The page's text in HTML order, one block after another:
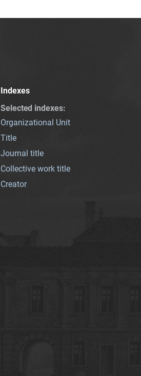
Indexes
Selected indexes:
Organizational Unit
Title
Journal title
Collective work title
Creator